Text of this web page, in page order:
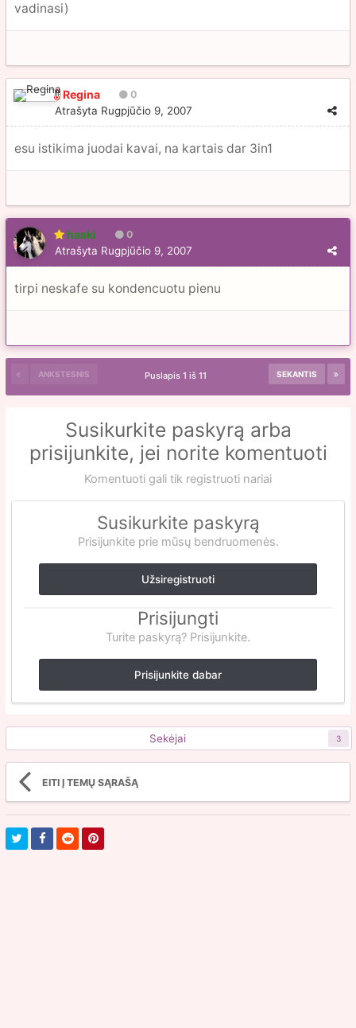
vadinasi)
Regina 0
Atrašyta Rugpjūčio 9, 2007
esu istikima juodai kavai, na kartais dar 3in1
haski 0
Atrašyta Rugpjūčio 9, 2007
tirpi neskafe su kondencuotu pienu
ANKSTESNIS SEKANTIS
Puslapis 1 iš 11
Susikurkite paskyrą arba
prisijunkite, jei norite komentuoti
Komentuoti gali tik registruoti nariai
Susikurkite paskyrą
Prisijunkite prie mūsų bendruomenės.
Užsiregistruoti
Prisijungti
Turite paskyrą? Prisijunkite.
Prisijunkite dabar
Sekėjai 3
EITI Į TEMŲ SĄRAŠĄ